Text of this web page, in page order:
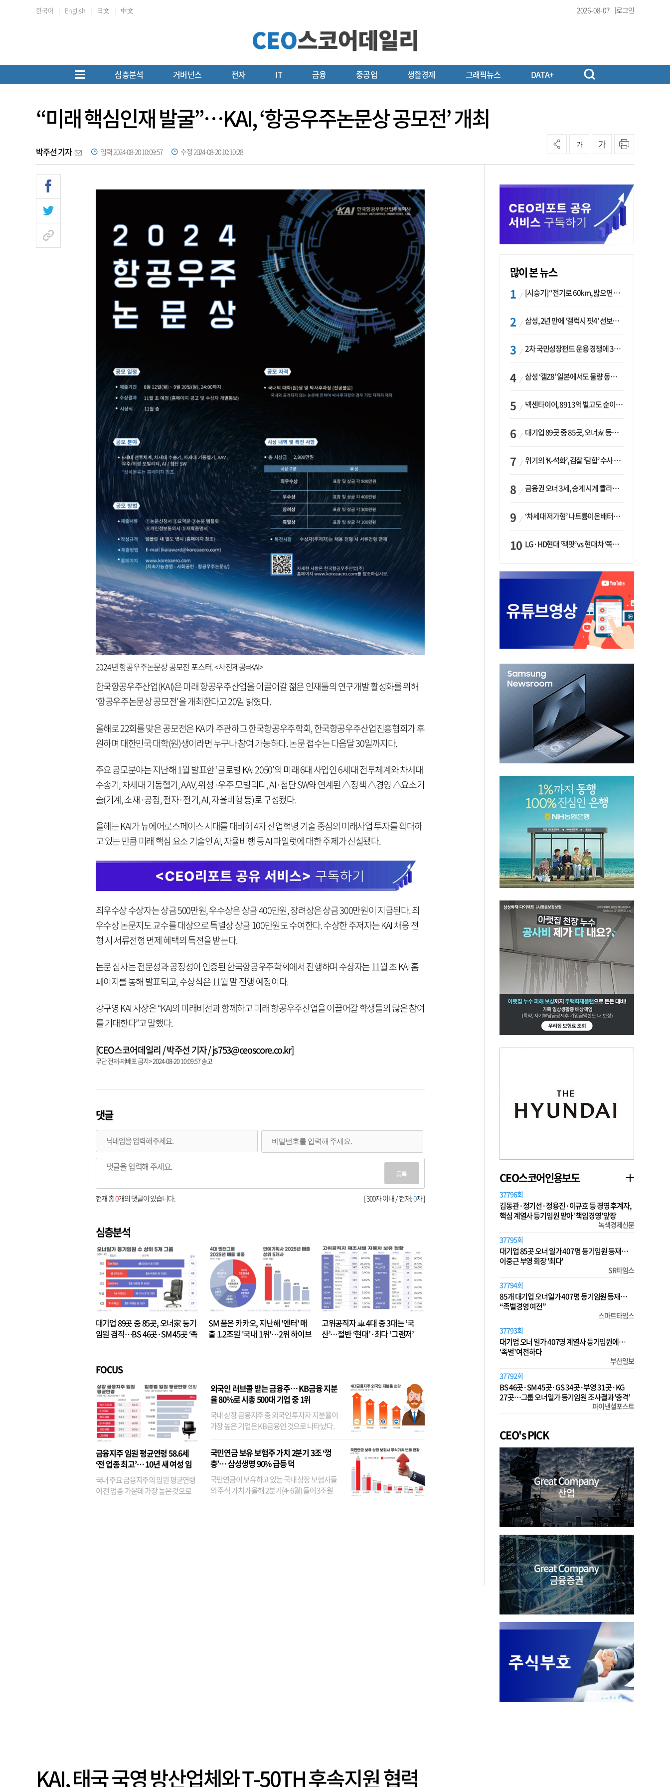
한국어 English 日文 中文 2026-08-07 로그인
심층분석 거버넌스 전자 IT 금융 중공업 생활경제 그래픽뉴스 DATA+
“미래 핵심인재 발굴”…KAI, ‘항공우주논문상 공모전’ 개최
박주선 기자 입력 2024-08-20 10:09:57 수정 2024-08-20 10:10:28
가 가
2024년 항공우주논문상 공모전 포스터. <사진제공=KAI>
한국항공우주산업(KAI)은 미래 항공우주산업을 이끌어갈 젊은 인재들의 연구개발 활성화를 위해
‘항공우주논문상 공모전’을 개최한다고 20일 밝혔다.
올해로 22회를 맞은 공모전은 KAI가 주관하고 한국항공우주학회, 한국항공우주산업진흥협회가 후
원하며 대한민국 대학(원)생이라면 누구나 참여 가능하다. 논문 접수는 다음달 30일까지다.
주요 공모분야는 지난해 1월 발표한 ‘글로벌 KAI 2050’의 미래 6대 사업인 6세대 전투체계와 차세대
수송기, 차세대 기동헬기, AAV, 위성·우주 모빌리티, AI·첨단 SW와 연계된 △정책 △경영 △요소기
술(기계, 소재·공정, 전자·전기, AI, 자율비행 등)로 구성됐다.
올해는 KAI가 뉴에어로스페이스 시대를 대비해 4차 산업혁명 기술 중심의 미래사업 투자를 확대하
고 있는 만큼 미래 핵심 요소 기술인 AI, 자율비행 등 AI 파일럿에 대한 주제가 신설됐다.
최우수상 수상자는 상금 500만원, 우수상은 상금 400만원, 장려상은 상금 300만원이 지급된다. 최
우수상 논문지도 교수를 대상으로 특별상 상금 100만원도 수여한다. 수상한 주저자는 KAI 채용 전
형 시 서류전형 면제 혜택의 특전을 받는다.
논문 심사는 전문성과 공정성이 인증된 한국항공우주학회에서 진행하며 수상자는 11월 초 KAI 홈
페이지를 통해 발표되고, 수상식은 11월 말 진행 예정이다.
강구영 KAI 사장은 “KAI의 미래비전과 함께하고 미래 항공우주산업을 이끌어갈 학생들의 많은 참여
를 기대한다”고 말했다.
[CEO스코어데일리 / 박주선 기자 / js753@ceoscore.co.kr]
무단 전재-재배포 금지> 2024-08-20 10:09:57 송고
댓글
등록
[ 300자 이내 / 현재:0자 ]
현재 총0개의 댓글이 있습니다.
심층분석
대기업 89곳 중 85곳, 오너家 등기
임원 겸직…BS 46곳·SM 45곳 ‘족
SM 품은 카카오, 지난해 '엔터' 매
출 1.2조원 '국내 1위'…2위 하이브
고위공직자 車 4대 중 3대는 ‘국
산’…절반 ‘현대’·최다 ‘그랜저’
FOCUS
금융지주 임원 평균연령 58.6세
‘전 업종 최고’… 10년 새 여성 임
원은 14배 껑충
국내 주요 금융지주의 임원 평균연령
이 전 업종 가운데 가장 높은 것으로
외국인 러브콜 받는 금융주… KB금융 지분
율 80%로 시총 500대 기업 중 1위
국내 상장 금융지주 중 외국인 투자자 지분율이
가장 높은 기업은 KB금융인 것으로 나타났다.
융이었다. 특히 KB금융은 지난달 말 기준 해외
기관투자자 지분율이...
국민연금 보유 보험주 가치 2분기 3조 ‘껑
충’… 삼성생명 90% 급등 덕
국민연금이 보유하고 있는 국내 상장 보험사들
의 주식 가치가 올해 2분기(4~6월) 들어 3조원
많이 본 뉴스
[시승기] “전기로 60km, 밟으면 462마력”…볼보 XC60 T8의 두 얼굴
삼성, 2년 만에 ‘갤럭시 핏4’ 선보이나…웨어러블 생태계 확장 ‘시동’
2차 국민성장펀드 운용 경쟁에 33개사 몰렸다…신한·하나 등 새 얼굴 대거 합류
삼성 ‘갤Z8’ 일본에서도 물량 동났다…애플 참전 앞두고 선두 수성 ‘시험대’
넥센타이어, 8913억 벌고도 순이익 2억…유럽 세부담에 이익 증발
대기업 89곳 중 85곳, 오너家 등기임원 겸직…BS 46곳·SM 45곳 ‘족벌경영’ 고착화
위기의 ‘K-석화’, 검찰 ‘담합’ 수사 착수…“LG·한화·롯데 등 7개 업체, 8개 제품 가격 담합”
금융권 오너 3세, 승계 시계 빨라지나…한국투자 ‘속도’·미래에셋·메리츠는 ‘거리두기’
‘차세대 저가형’ 나트륨이온배터리 시대 오나…LG화학·에코프로, 상용화 속도낸다
LG·HD현대 ‘잭팟’ vs 현대차 ‘쪽박’…글로벌 사모펀드, 韓 대기업 투자 ‘희비’
CEO스코어인용보도
37796회
김동관·정기선·정용진·이규호 등 경영 후계자,
핵심 계열사 등기임원 맡아 '책임경영' 앞장
녹색경제신문
37795회
대기업 85곳 오너 일가 407명 등기임원 등재…
이중근 부영 회장 '최다'
SR타임스
37794회
85개 대기업 오너일가 407명 등기임원 등재…
“족벌경영 여전”
스마트타임스
37793회
대기업 오너 일가 407명 계열사 등기임원에…
‘족벌’ 여전하다
부산일보
37792회
BS 46곳·SM 45곳·GS 34곳·부영 31곳·KG
27곳…그룹 오너일가 등기임원 조사결과 '충격'
파이낸셜포스트
CEO's PICK
KAI, 태국 국영 방산업체와 T-50TH 후속지원 협력